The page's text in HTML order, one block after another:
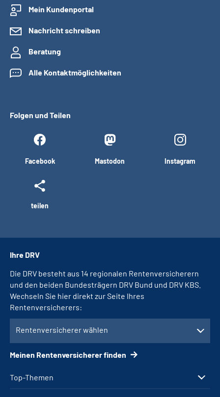
Mein Kundenportal
Nachricht schreiben
Beratung
Alle Kontaktmöglichkeiten
Folgen und Teilen
Facebook Mastodon Instagram
teilen
Top-Themen
Ihre DRV
Die DRV besteht aus 14 regionalen Rentenversicherern
und den beiden Bundesträgern DRV Bund und DRV KBS.
Wechseln Sie hier direkt zur Seite Ihres
Rentenversicherers:
Rentenversicherer wählen
Meinen Rentenversicherer finden